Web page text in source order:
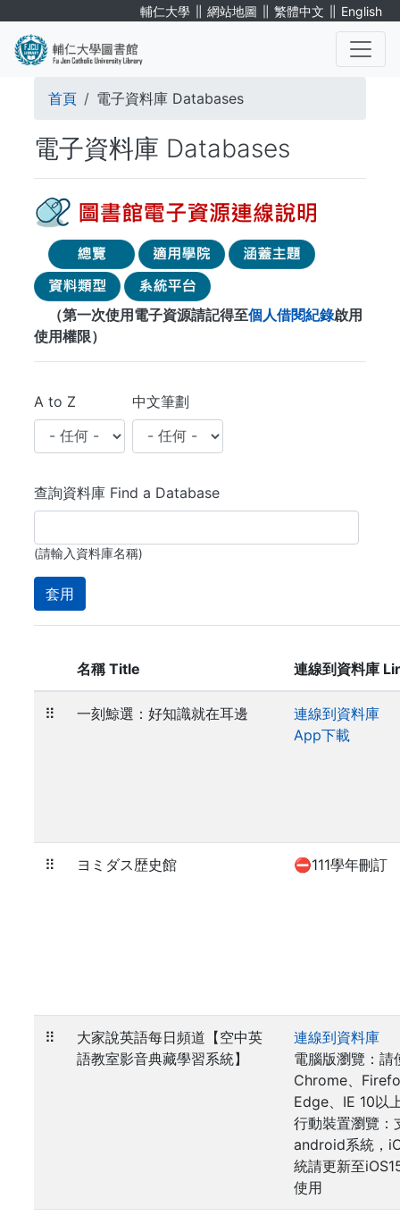
輔仁大學 ∥ 網站地圖 ∥ 繁體中文 ∥ English
導
航
連
結
首頁 電子資料庫 Databases
電子資料庫 Databases
（第一次使用電子資源請記得至個人借閱紀錄啟用
使用權限）
A to Z 中文筆劃
查詢資料庫 Find a Database
(請輸入資料庫名稱)
名稱 Title 連線到資料庫
⠿ 一刻鯨選：好知識就在耳邊
連線到資料庫
App下載
⠿ ヨミダス歴史館 ⛔111學年刪訂
⠿
大家說英語每日頻道【空中英
語教室影音典藏學習系統】
連線到資料庫
電腦版瀏覽：請
Chrome、
Edge、IE 10以
行動裝置瀏覽：
android系統，
統請更新至
使用